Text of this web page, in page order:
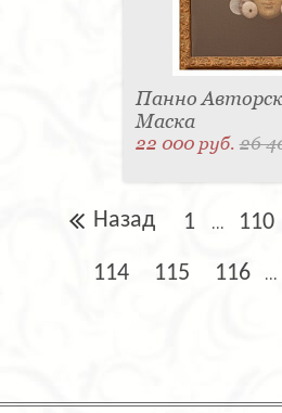
Панно
Маска
22 000 руб.26
Назад 1 ... 110
114 115 116 ...